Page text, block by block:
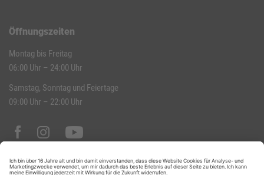
Öffnungszeiten
Montag bis Freitag
06:00 Uhr – 24:00 Uhr
Samstag, Sonntag und Feiertage
09:00 Uhr – 22:00 Uhr